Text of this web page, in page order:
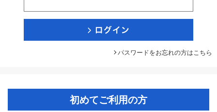
パスワードをお忘れの方はこちら
初めてご利用の方